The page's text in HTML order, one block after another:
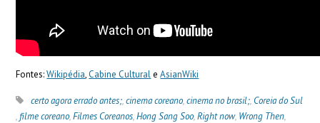
Fontes:Wikipédia, Cabine CulturaleAsianWiki
certo agora errado antes;,cinema coreano,cinema no brasil;, Coreia do Sul
, filme coreano,Filmes Coreanos,Hong Sang Soo,Right now, Wrong Then,